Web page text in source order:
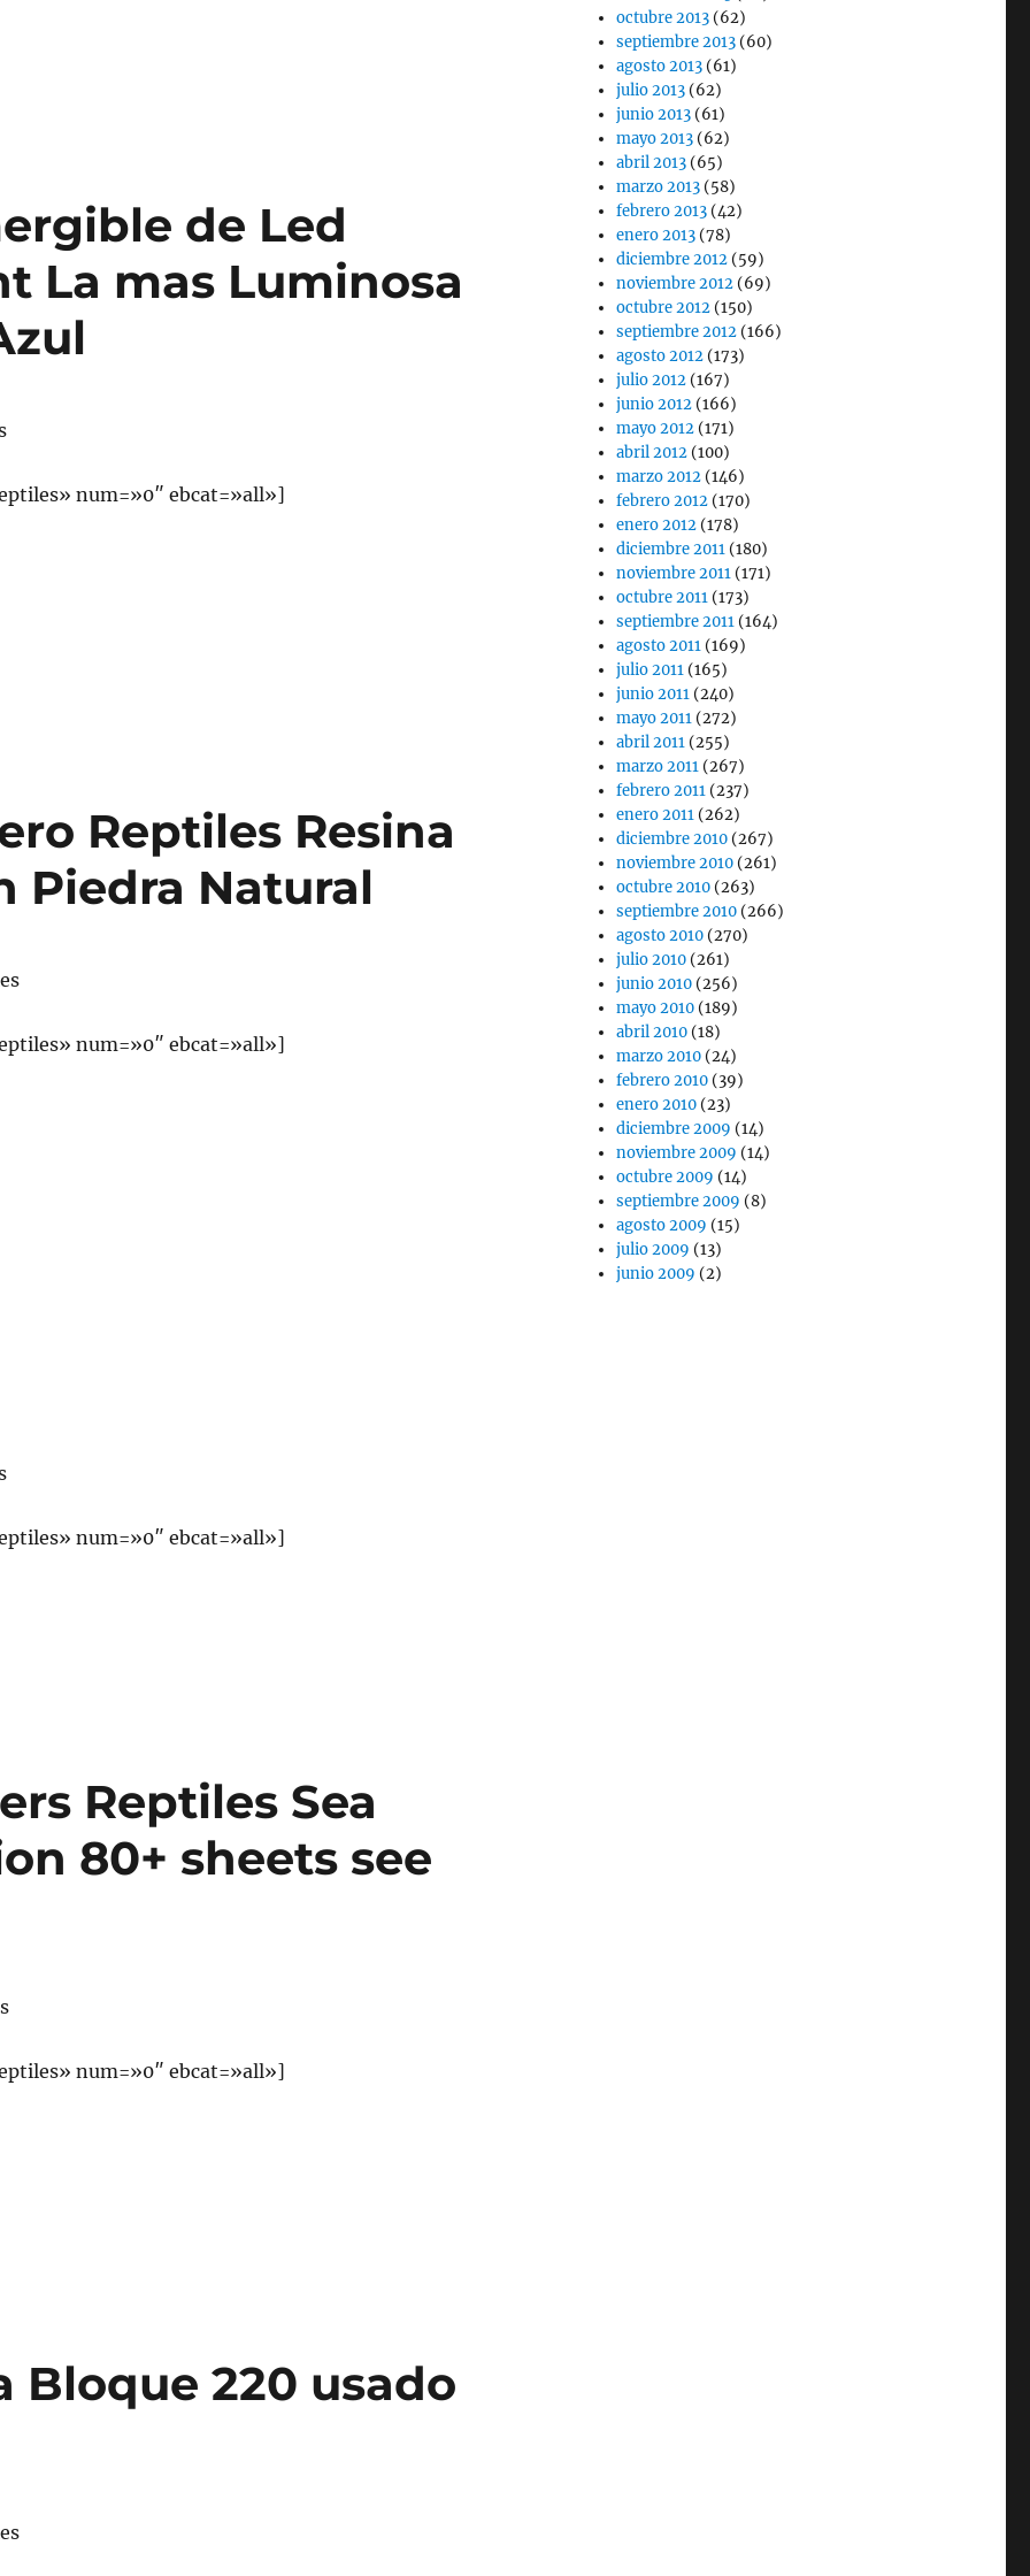
de Led
La mas Luminosa
num=»0″ ebcat=»all»]
Reptiles Resina
Piedra Natural
num=»0″ ebcat=»all»]
num=»0″ ebcat=»all»]
Reptiles Sea
80+ sheets see
num=»0″ ebcat=»all»]
Bloque 220 usado
octubre 2013 (62)
septiembre 2013 (60)
agosto 2013 (61)
julio 2013 (62)
junio 2013 (61)
mayo 2013 (62)
abril 2013 (65)
marzo 2013 (58)
febrero 2013 (42)
enero 2013 (78)
diciembre 2012 (59)
noviembre 2012 (69)
octubre 2012 (150)
septiembre 2012 (166)
agosto 2012 (173)
julio 2012 (167)
junio 2012 (166)
mayo 2012 (171)
abril 2012 (100)
marzo 2012 (146)
febrero 2012 (170)
enero 2012 (178)
diciembre 2011 (180)
noviembre 2011 (171)
octubre 2011 (173)
septiembre 2011 (164)
agosto 2011 (169)
julio 2011 (165)
junio 2011 (240)
mayo 2011 (272)
abril 2011 (255)
marzo 2011 (267)
febrero 2011 (237)
enero 2011 (262)
diciembre 2010 (267)
noviembre 2010 (261)
octubre 2010 (263)
septiembre 2010 (266)
agosto 2010 (270)
julio 2010 (261)
junio 2010 (256)
mayo 2010 (189)
abril 2010 (18)
marzo 2010 (24)
febrero 2010 (39)
enero 2010 (23)
diciembre 2009 (14)
noviembre 2009 (14)
octubre 2009 (14)
septiembre 2009 (8)
agosto 2009 (15)
julio 2009 (13)
junio 2009 (2)